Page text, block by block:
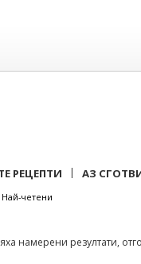
РЕЦЕПТИ | АЗ
Най-четени
намерени резултати,